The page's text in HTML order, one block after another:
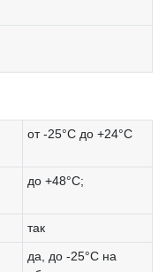
от -25°С до +24°С
до +48°С;
так
да, до -25°C на